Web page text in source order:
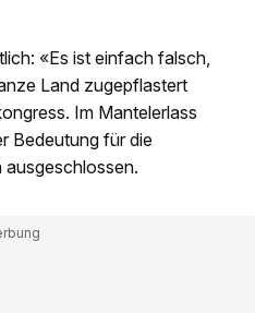
«Es ist einfach falsch,
Land zugepflastert
Im Mantelerlass
Bedeutung für die
ausgeschlossen.